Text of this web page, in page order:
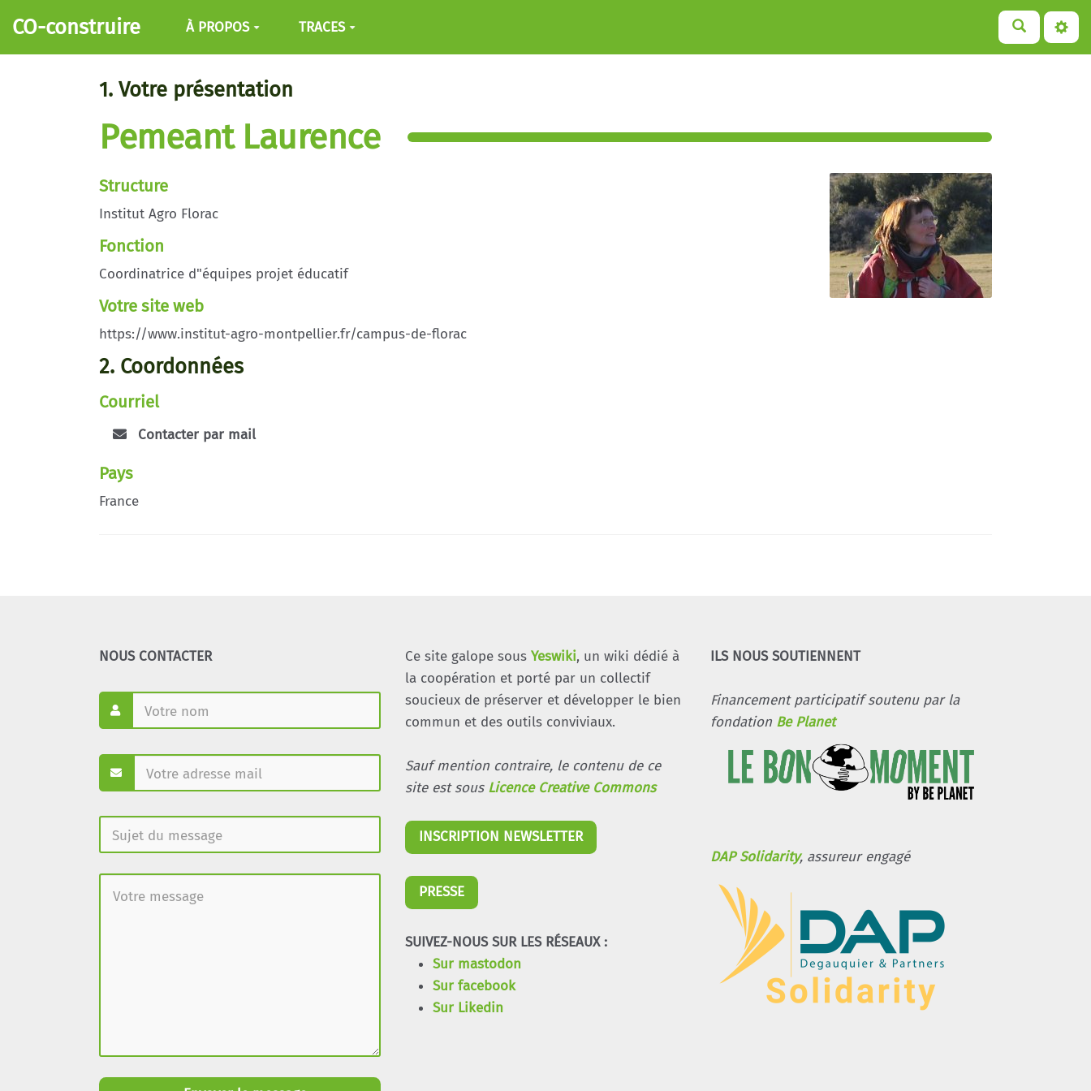
Aller au contenu principal
CO-construire À PROPOS TRACES
1. Votre présentation
Pemeant Laurence
Structure
Institut Agro Florac
Fonction
Coordinatrice d"équipes projet éducatif
Votre site web
https://www.institut-agro-montpellier.fr/campus-de-florac
2. Coordonnées
Courriel
Contacter par mail
Pays
France
NOUS CONTACTER Ce site galope sous Yeswiki, un wiki dédié à
la coopération et porté par un collectif
soucieux de préserver et développer le bien
commun et des outils conviviaux.
Sauf mention contraire, le contenu de ce
site est sous Licence Creative Commons
INSCRIPTION NEWSLETTER
PRESSE
SUIVEZ-NOUS SUR LES RÉSEAUX :
Sur mastodon
Sur facebook
Sur Likedin
ILS NOUS SOUTIENNENT
Financement participatif soutenu par la
fondation Be Planet
DAP Solidarity, assureur engagé